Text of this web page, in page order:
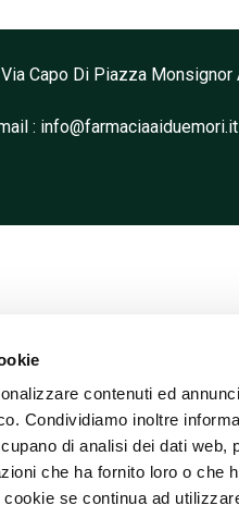
contenuti ed
Condividiamo inoltre
di analisi dei dati web,
che ha fornito loro o che
se continua ad
Capo Di Piazza Monsignor
: info@farmaciaaiduemori.it